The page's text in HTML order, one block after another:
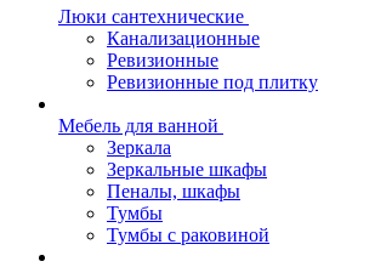
Люки сантехнические
Канализационные
Ревизионные
Ревизионные под плитку
Мебель для ванной
Зеркала
Зеркальные шкафы
Пеналы, шкафы
Тумбы
Тумбы с раковиной